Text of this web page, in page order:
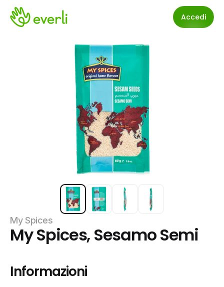
Accedi
My Spices
My Spices, Sesamo Semi
Informazioni